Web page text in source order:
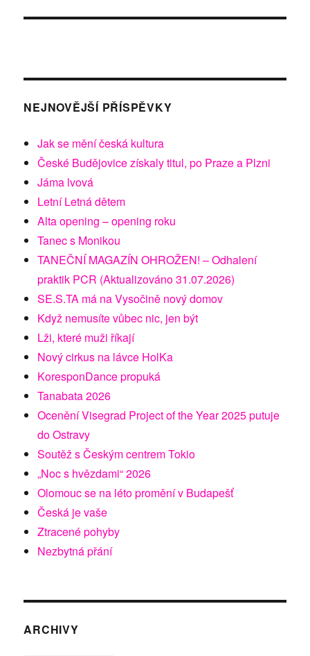
NEJNOVĚJŠÍ PŘÍSPĚVKY
Jak se mění česká kultura
České Budějovice získaly titul, po Praze a Plzni
Jáma lvová
Letní Letná dětem
Alta opening – opening roku
Tanec s Monikou
TANEČNÍ MAGAZÍN OHROŽEN! – Odhalení
praktik PCR (Aktualizováno 31.07.2026)
SE.S.TA má na Vysočině nový domov
Když nemusíte vůbec nic, jen být
Lži, které muži říkají
Nový cirkus na lávce HolKa
KoresponDance propuká
Tanabata 2026
Ocenění Visegrad Project of the Year 2025 putuje
do Ostravy
Soutěž s Českým centrem Tokio
„Noc s hvězdami“ 2026
Olomouc se na léto promění v Budapešť
Česká je vaše
Ztracené pohyby
Nezbytná přání
ARCHIVY